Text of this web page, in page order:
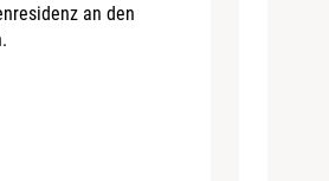
an den